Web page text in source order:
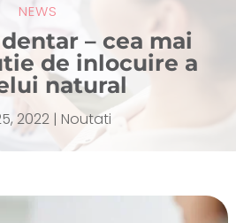
NEWS
– cea mai
de inlocuire a
natural
2022 |Noutati